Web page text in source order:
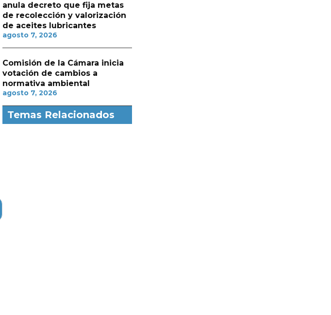
anula decreto que fija metas
de recolección y valorización
de aceites lubricantes
agosto 7, 2026
Comisión de la Cámara inicia
votación de cambios a
normativa ambiental
agosto 7, 2026
Temas Relacionados